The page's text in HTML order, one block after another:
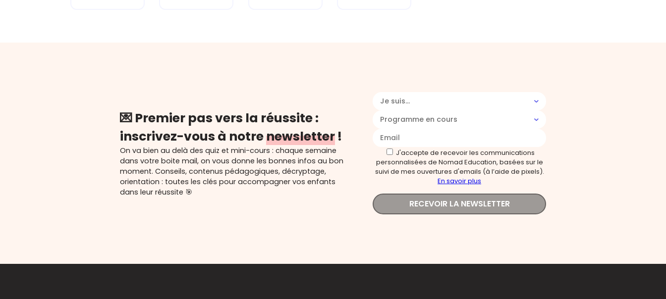
💌 Premier pas vers la réussite :
inscrivez-vous à notrenewsletter !
On va bien au delà des quiz et mini-cours : chaque semaine
dans votre boite mail, on vous donne les bonnes infos au bon
moment. Conseils, contenus pédagogiques, décryptage,
orientation : toutes les clés pour accompagner vos enfants
dans leur réussite 🎯
Je suis...
Programme en cours
J'accepte de recevoir les communications
personnalisées de Nomad Education, basées sur le
suivi de mes ouvertures d'emails (à l’aide de pixels).
En savoir plus
RECEVOIR LA NEWSLETTER